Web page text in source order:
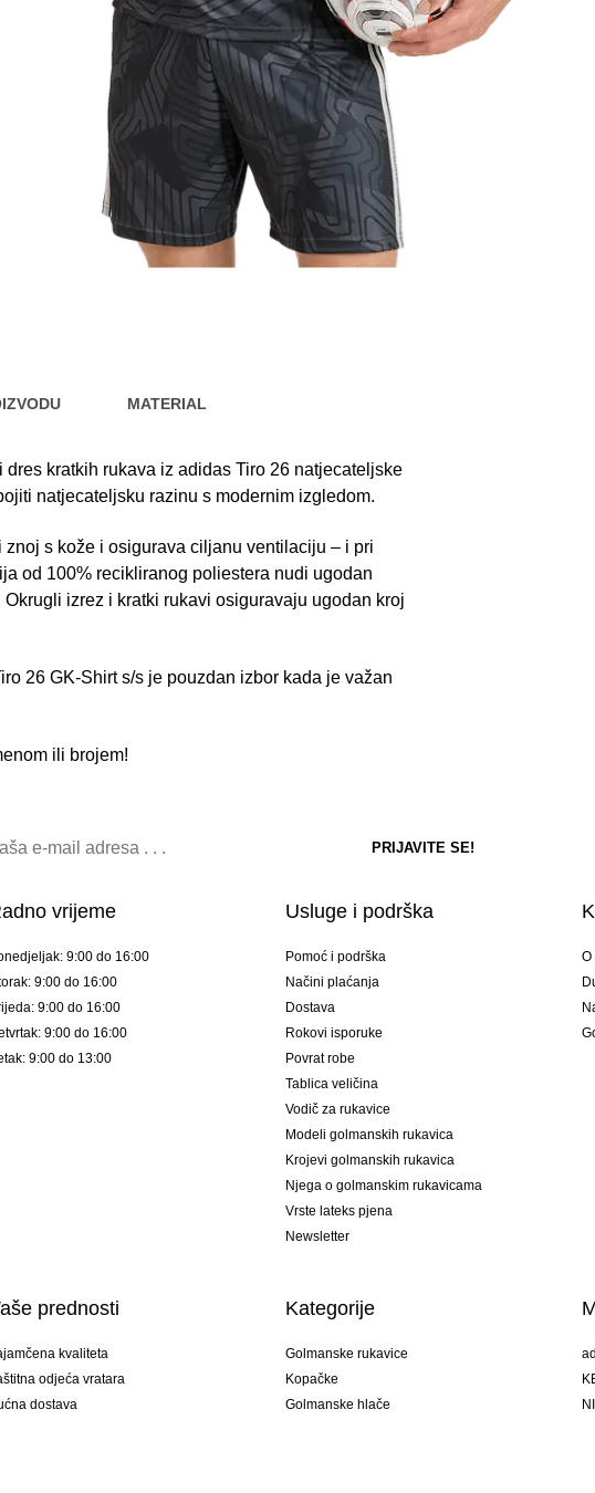
MATERIAL
kratkih rukava iz adidas Tiro 26 natjecateljske
natjecateljsku razinu s modernim izgledom.
s kože i osigurava ciljanu ventilaciju – i pri
od 100% recikliranog poliestera nudi ugodan
izrez i kratki rukavi osiguravaju ugodan kroj
26 GK-Shirt s/s je pouzdan izbor kada je važan
ili brojem!
vrijeme
9:00 do 16:00
9:00 do 16:00
9:00 do 16:00
9:00 do 16:00
9:00 do 13:00
Usluge i podrška
Pomoć i podrška
Načini plaćanja
Dostava
Rokovi isporuke
Povrat robe
Tablica veličina
Vodič za rukavice
Modeli golmanskih rukavica
Krojevi golmanskih rukavica
Njega o golmanskim rukavicama
Vrste lateks pjena
Newsletter
O
prednosti
kvaliteta
odjeća vratara
dostava
Kategorije
Golmanske rukavice
Kopačke
Golmanske hlače